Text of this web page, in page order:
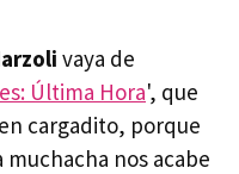
vaya de
Última Hora', que
cargadito, porque
nos acabe